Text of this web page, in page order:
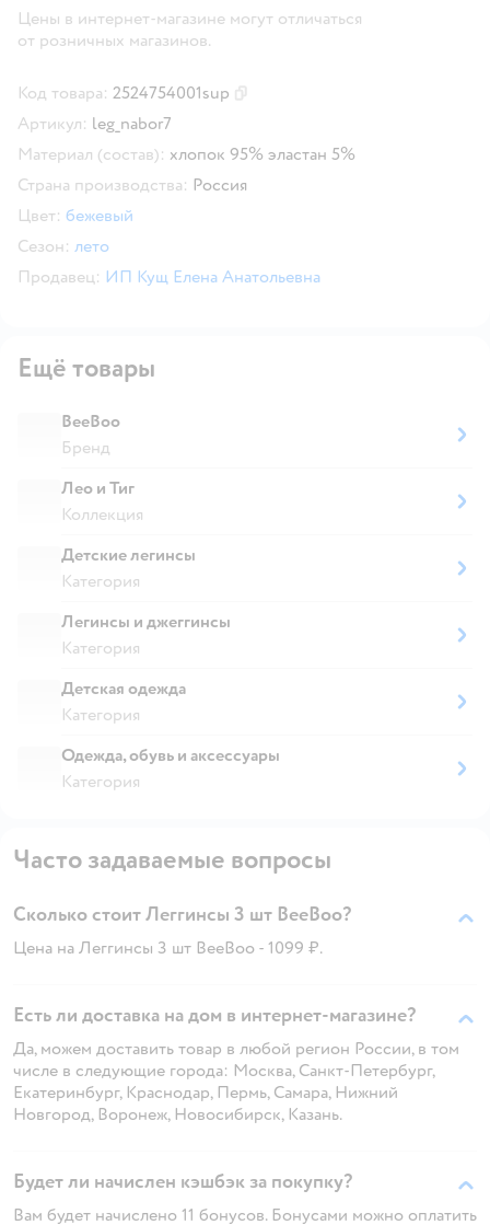
Цены в интернет-магазине могут отличаться
от розничных магазинов.
Код товара: 2524754001sup
Артикул: leg_nabor7
Материал (состав): хлопок 95% эластан 5%
Страна производства: Россия
Цвет: бежевый
Сезон: лето
Продавец: ИП Кущ Елена Анатольевна
Ещё товары
BeeBoo
Бренд
Лео и Тиг
Коллекция
Детские легинсы
Категория
Легинсы и джеггинсы
Категория
Детская одежда
Категория
Одежда, обувь и аксессуары
Категория
Часто задаваемые вопросы
Сколько стоит Леггинсы 3 шт BeeBoo?
Цена на Леггинсы 3 шт BeeBoo - 1099 ₽.
Есть ли доставка на дом в интернет-магазине?
Да, можем доставить товар в любой регион России, в том
числе в следующие города: Москва, Санкт-Петербург,
Екатеринбург, Краснодар, Пермь, Самара, Нижний
Новгород, Воронеж, Новосибирск, Казань.
Будет ли начислен кэшбэк за покупку?
Вам будет начислено 11 бонусов. Бонусами можно оплатить